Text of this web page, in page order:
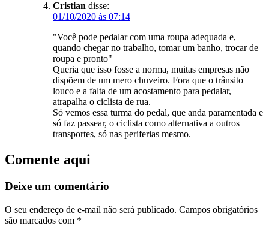
Cristian disse:
01/10/2020 às 07:14
"Você pode pedalar com uma roupa adequada e,
quando chegar no trabalho, tomar um banho, trocar de
roupa e pronto"
Queria que isso fosse a norma, muitas empresas não
dispõem de um mero chuveiro. Fora que o trânsito
louco e a falta de um acostamento para pedalar,
atrapalha o ciclista de rua.
Só vemos essa turma do pedal, que anda paramentada e
só faz passear, o ciclista como alternativa a outros
transportes, só nas periferias mesmo.
Comente aqui
Deixe um comentário
O seu endereço de e-mail não será publicado. Campos obrigatórios
são marcados com *